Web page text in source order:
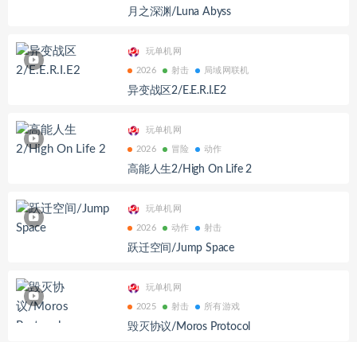
月之深渊/Luna Abyss
玩单机网
2026 射击 局域网联机
异变战区2/E.E.R.I.E2
玩单机网
2026 冒险 动作
高能人生2/High On Life 2
玩单机网
2026 动作 射击
跃迁空间/Jump Space
玩单机网
2025 射击 所有游戏
毁灭协议/Moros Protocol